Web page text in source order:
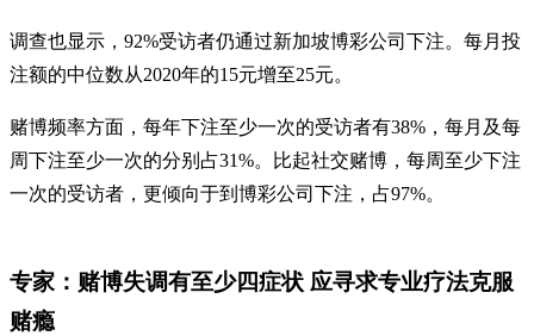
调查也显示，92%受访者仍通过新加坡博彩公司下注。每月投
注额的中位数从2020年的15元增至25元。
赌博频率方面，每年下注至少一次的受访者有38%，每月及每
周下注至少一次的分别占31%。比起社交赌博，每周至少下注
一次的受访者，更倾向于到博彩公司下注，占97%。
专家：赌博失调有至少四症状 应寻求专业疗法克服
赌瘾